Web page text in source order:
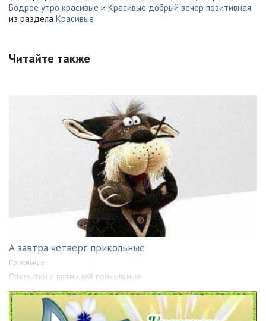
Бодрое утро красивые и Красивые добрый вечер позитивная
из раздела Красивые
Читайте также
А завтра четверг прикольные
Прикольные
Открытки с пятницей прикольные